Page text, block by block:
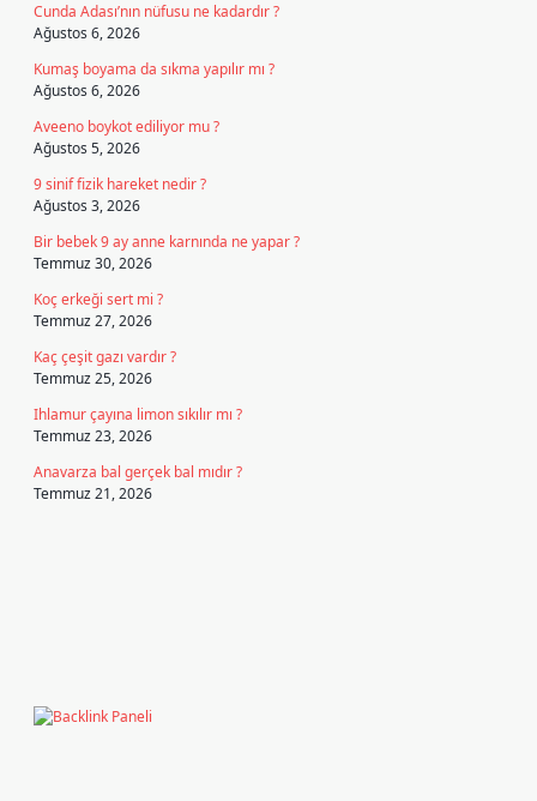
Cunda Adası’nın nüfusu ne kadardır ?
Ağustos 6, 2026
Kumaş boyama da sıkma yapılır mı ?
Ağustos 6, 2026
Aveeno boykot ediliyor mu ?
Ağustos 5, 2026
9 sinif fizik hareket nedir ?
Ağustos 3, 2026
Bir bebek 9 ay anne karnında ne yapar ?
Temmuz 30, 2026
Koç erkeği sert mi ?
Temmuz 27, 2026
Kaç çeşit gazı vardır ?
Temmuz 25, 2026
Ihlamur çayına limon sıkılır mı ?
Temmuz 23, 2026
Anavarza bal gerçek bal mıdır ?
Temmuz 21, 2026